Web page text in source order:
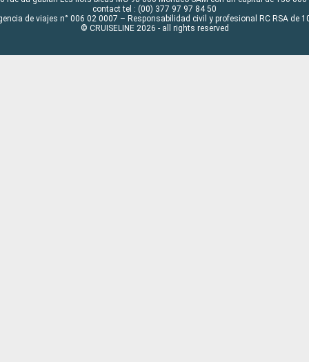
contact tel : (00) 377 97 97 84 50
de viajes n° 006 02 0007 – Responsabilidad civil y profesional RC RSA de
© CRUISELINE 2026 - all rights reserved